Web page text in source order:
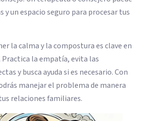
un espacio seguro para procesar tus
la calma y la compostura es clave en
la empatía, evita las
y busca ayuda si es necesario. Con
manejar el problema de manera
relaciones familiares.